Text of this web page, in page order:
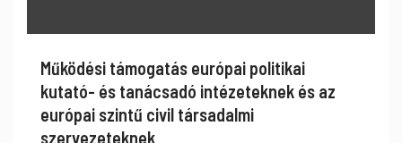
Működési támogatás európai politikai
kutató- és tanácsadó intézeteknek és az
európai szintű civil társadalmi
szervezeteknek